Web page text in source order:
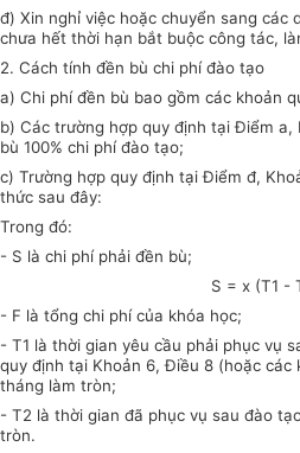
đ) Xin nghỉ việc hoặc chuyển sang các
chưa hết thời hạn bắt buộc công tác,
2. Cách tính đền bù chi phí đào tạo
a) Chi phí đền bù bao gồm các khoản
b) Các trường hợp quy định tại Điểm a,
bù 100% chi phí đào tạo;
c) Trường hợp quy định tại Điểm đ,
thức sau đây:
Trong đó:
- S là chi phí phải đền bù;
S = x (T1 -
- F là tổng chi phí của khóa học;
- T1 là thời gian yêu cầu phải phục vụ
quy định tại Khoản 6, Điều 8 (hoặc các
tháng làm tròn;
- T2 là thời gian đã phục vụ sau đào
tròn.